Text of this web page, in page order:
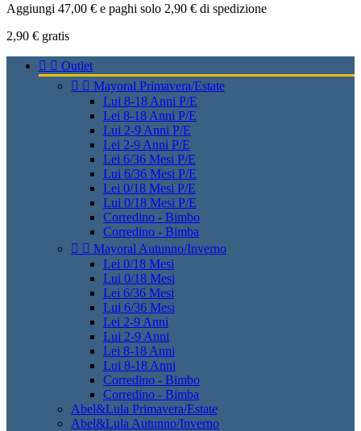
Aggiungi 47,00 € e paghi solo 2,90 € di spedizione
2,90 € gratis
  Outlet
  Mayoral Primavera/Estate
Lui 8-18 Anni P/E
Lei 8-18 Anni P/E
Lui 2-9 Anni P/E
Lei 2-9 Anni P/E
Lei 6/36 Mesi P/E
Lui 6/36 Mesi P/E
Lei 0/18 Mesi P/E
Lui 0/18 Mesi P/E
Corredino - Bimbo
Corredino - Bimba
  Mayoral Autunno/Inverno
Lei 0/18 Mesi
Lui 0/18 Mesi
Lei 6/36 Mesi
Lui 6/36 Mesi
Lei 2-9 Anni
Lui 2-9 Anni
Lei 8-18 Anni
Lui 8-18 Anni
Corredino - Bimbo
Corredino - Bimba
Abel&Lula Primavera/Estate
Abel&Lula Autunno/Inverno